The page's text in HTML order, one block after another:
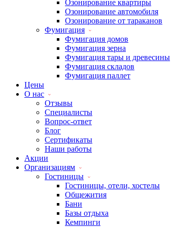
Озонирование квартиры
Озонирование автомобиля
Озонирование от тараканов
Фумигация
Фумигация домов
Фумигация зерна
Фумигация тары и древесины
Фумигация складов
Фумигация паллет
Цены
О нас
Отзывы
Специалисты
Вопрос-ответ
Блог
Сертификаты
Наши работы
Акции
Организациям
Гостиницы
Гостиницы, отели, хостелы
Общежития
Бани
Базы отдыха
Кемпинги